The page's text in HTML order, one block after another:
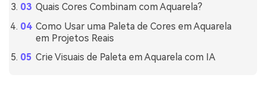
Quais Cores Combinam com Aquarela?
Como Usar uma Paleta de Cores em Aquarela
em Projetos Reais
Crie Visuais de Paleta em Aquarela com IA